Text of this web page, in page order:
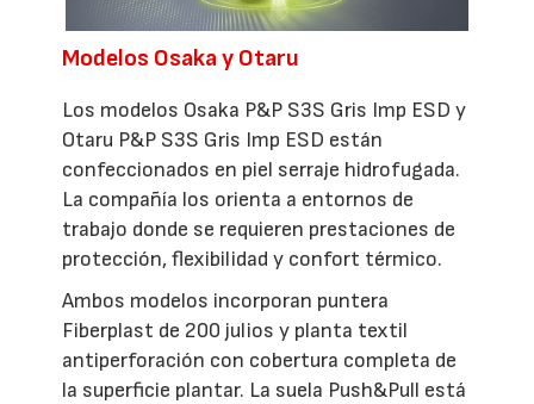
Modelos Osaka y Otaru
Los modelos Osaka P&P S3S Gris Imp ESD y
Otaru P&P S3S Gris Imp ESD están
confeccionados en piel serraje hidrofugada.
La compañía los orienta a entornos de
trabajo donde se requieren prestaciones de
protección, flexibilidad y confort térmico.
Ambos modelos incorporan puntera
Fiberplast de 200 julios y planta textil
antiperforación con cobertura completa de
la superficie plantar. La suela Push&Pull está